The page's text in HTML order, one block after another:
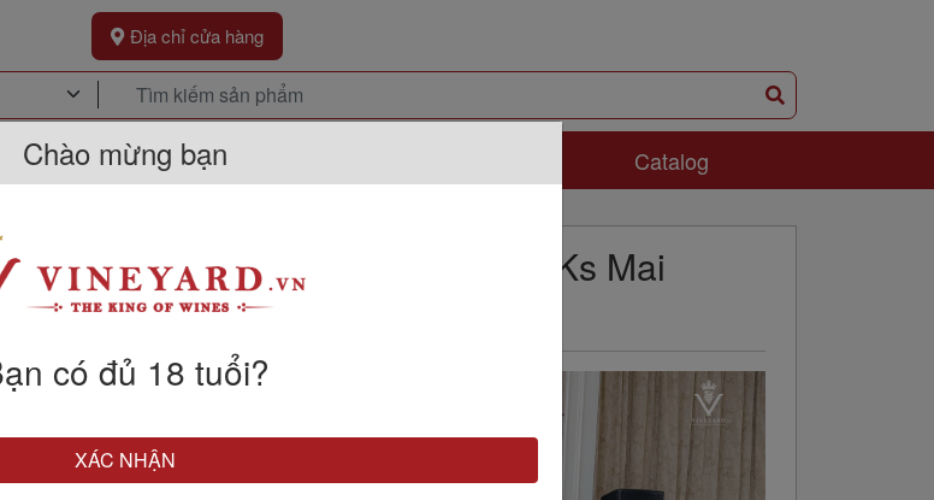
Địa chỉ cửa hàng
Sự Kiện Catalog
Sự Kiện Quốc Khánh Pháp tại Ks Mai
Chào mừng bạn
có đủ 18 tuổi?
XÁC NHẬN